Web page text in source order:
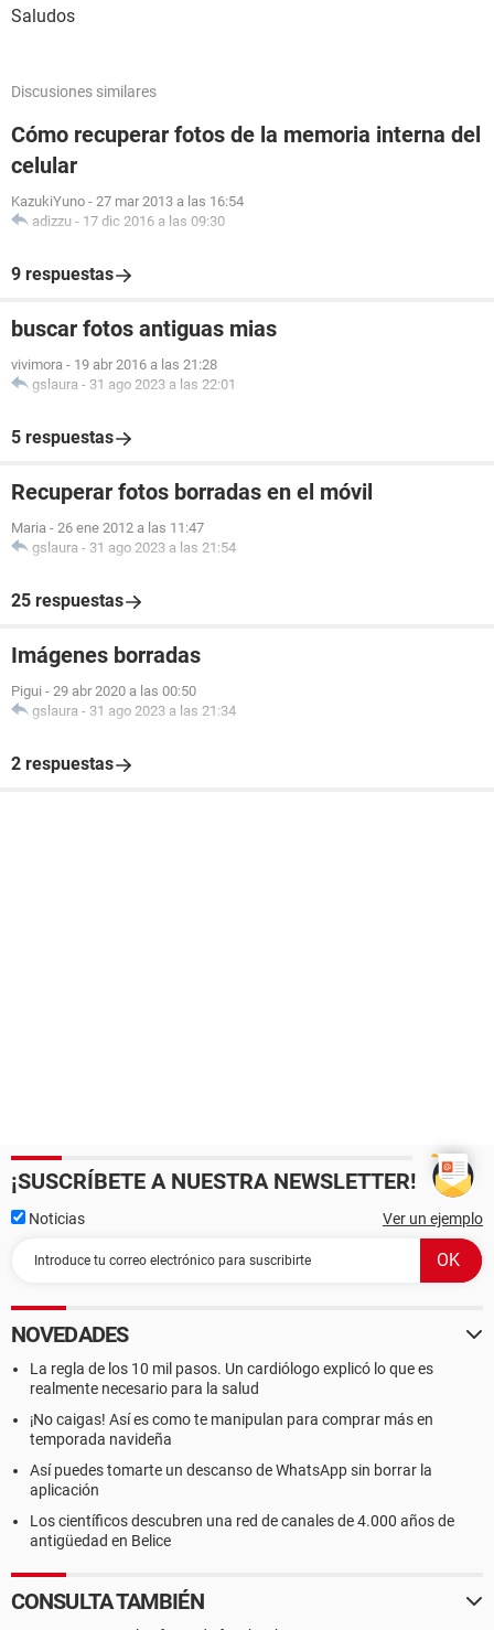
Saludos
Discusiones similares
Cómo recuperar fotos de la memoria interna del
celular
KazukiYuno - 27 mar 2013 a las 16:54
adizzu - 17 dic 2016 a las 09:30
9 respuestas
buscar fotos antiguas mias
vivimora - 19 abr 2016 a las 21:28
gslaura - 31 ago 2023 a las 22:01
5 respuestas
Recuperar fotos borradas en el móvil
Maria - 26 ene 2012 a las 11:47
gslaura - 31 ago 2023 a las 21:54
25 respuestas
Imágenes borradas
Pigui - 29 abr 2020 a las 00:50
gslaura - 31 ago 2023 a las 21:34
2 respuestas
¡SUSCRÍBETE A NUESTRA NEWSLETTER!
Noticias Ver un ejemplo
NOVEDADES
La regla de los 10 mil pasos. Un cardiólogo explicó lo que es
realmente necesario para la salud
¡No caigas! Así es como te manipulan para comprar más en
temporada navideña
Así puedes tomarte un descanso de WhatsApp sin borrar la
aplicación
Los científicos descubren una red de canales de 4.000 años de
antigüedad en Belice
CONSULTA TAMBIÉN